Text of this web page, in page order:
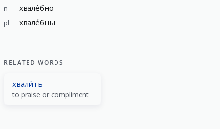
n хвале́бно
pl хвале́бны
RELATED WORDS
хвали́ть
to praise or compliment